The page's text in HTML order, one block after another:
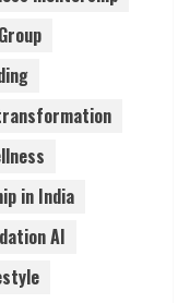
on Heat Illness
Builds Career
in India
AI